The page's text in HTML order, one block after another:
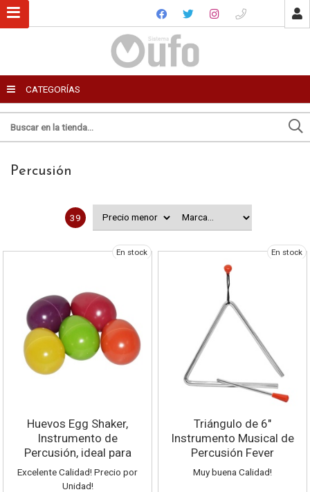
Enviar por email
Mensaje
USUARIO
Olvidé mi clave Registro
CATEGORÍAS
Percusión
39
En stock
Huevos Egg Shaker,
Instrumento de
Percusión, ideal para
acompañamientos!
Excelente Calidad! Precio por
Unidad!
En stock
Triángulo de 6"
Instrumento Musical de
Percusión Fever
Muy buena Calidad!